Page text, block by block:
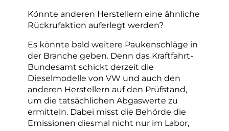
Könnte anderen Herstellern eine ähnliche
Rückrufaktion auferlegt werden?
Es könnte bald weitere Paukenschläge in
der Branche geben. Denn das Kraftfahrt-
Bundesamt schickt derzeit die
Dieselmodelle von VW und auch den
anderen Herstellern auf den Prüfstand,
um die tatsächlichen Abgaswerte zu
ermitteln. Dabei misst die Behörde die
Emissionen diesmal nicht nur im Labor,